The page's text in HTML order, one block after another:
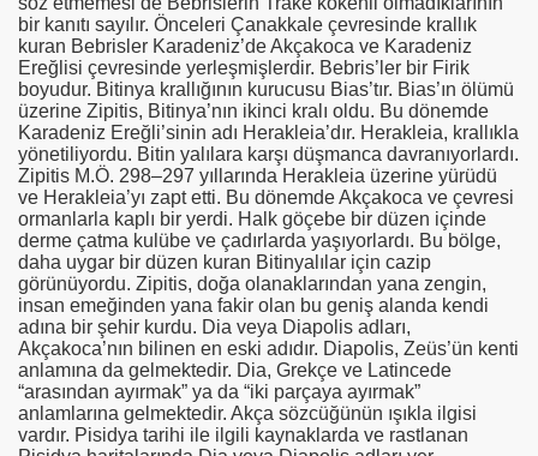
bir kanıtı sayılır. Önceleri Çanakkale çevresinde krallık
kuran Bebrisler Karadeniz’de Akçakoca ve Karadeniz
Ereğlisi çevresinde yerleşmişlerdir. Bebris’ler bir Firik
boyudur. Bitinya krallığının kurucusu Bias’tır. Bias’ın ölümü
üzerine Zipitis, Bitinya’nın ikinci kralı oldu. Bu dönemde
Karadeniz Ereğli’sinin adı Herakleia’dır. Herakleia, krallıkla
yönetiliyordu. Bitin yalılara karşı düşmanca davranıyorlardı.
Zipitis M.Ö. 298–297 yıllarında Herakleia üzerine yürüdü
ve Herakleia’yı zapt etti. Bu dönemde Akçakoca ve çevresi
ormanlarla kaplı bir yerdi. Halk göçebe bir düzen içinde
derme çatma kulübe ve çadırlarda yaşıyorlardı. Bu bölge,
daha uygar bir düzen kuran Bitinyalılar için cazip
görünüyordu. Zipitis, doğa olanaklarından yana zengin,
insan emeğinden yana fakir olan bu geniş alanda kendi
adına bir şehir kurdu. Dia veya Diapolis adları,
Akçakoca’nın bilinen en eski adıdır. Diapolis, Zeüs’ün kenti
anlamına da gelmektedir. Dia, Grekçe ve Latincede
“arasından ayırmak” ya da “iki parçaya ayırmak”
anlamlarına gelmektedir. Akça sözcüğünün ışıkla ilgisi
vardır. Pisidya tarihi ile ilgili kaynaklarda ve rastlanan